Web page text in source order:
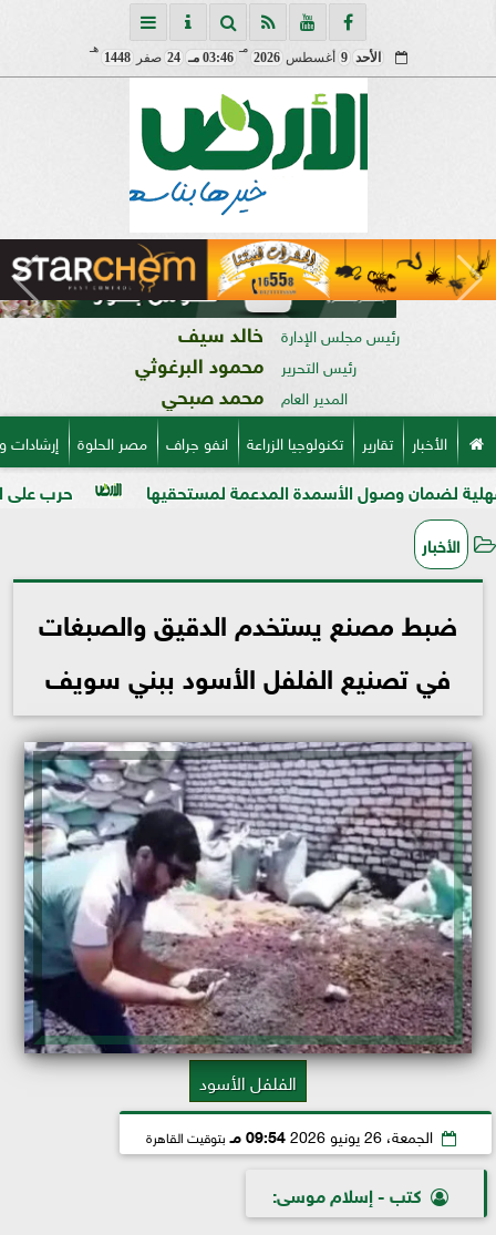
الأحد 9 أغسطس2026
مـ
03:46 مـ 24 صفر1448
هـ
رئيس مجلس الإدارة خالد سيف
رئيس التحرير محمود البرغوثي
المدير العام محمد صبحي
الأخبار تقارير تكنولوجيا الزراعة انفو جراف مصر الحلوة
حرب على السوق وصول الأسمدة المدعمة لمستحقيها
الأخبار
ضبط مصنع يستخدم الدقيق والصبغات
في تصنيع الفلفل الأسود ببني سويف
الفلفل الأسود
الجمعة، 26 يونيو 2026 09:54 مـ بتوقيت القاهرة
كتب - إسلام موسى: